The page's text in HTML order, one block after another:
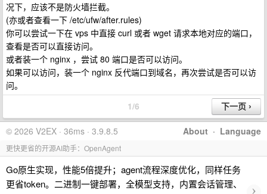
况下，应该不是防火墙拦截。
(亦或者查看一下 /etc/ufw/after.rules)
你可以尝试一下在 vps 中直接 curl 或者 wget 请求本地对应的端口，
查看是否可以直接访问。
或者装一个 nginx ，尝试 80 端口是否可以访问。
如果可以访问，装一个 nginx 反代端口到域名，再次尝试是否可以访
问。
1/6
About · Language
© 2026 V2EX · 36ms · 3.9.8.5
更快更省的开源AI助手：OpenAgent
Go原生实现，性能5倍提升；agent流程深度优化，同样任务
更省token。二进制一键部署，全模型支持，内置会话管理、
›